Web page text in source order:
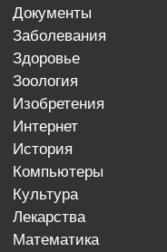
документы
заболевания
здоровье
зоология
изобретения
интернет
история
компьютеры
культура
лекарства
математика